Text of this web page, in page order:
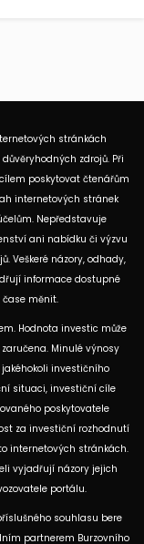
stránkách
zdrojů. Při
poskytovat čtenářům
internetových stránek
Nepředstavuje
ani nabídku či výzvu
Veškeré názory, odhady,
informace dostupné
čase měnit.
Hodnota investic může
Minulé výnosy
investičního
situaci, investiční cíle
poskytovatele
za investiční rozhodnutí
internetových stránkách.
vyjadřují názory jejich
portálu.
souhlasu bere
partnerem Burzovního